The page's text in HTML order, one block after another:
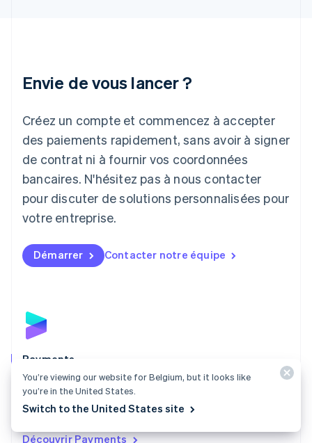
Envie de vous lancer ?
Créez un compte et commencez à accepter
des paiements rapidement, sans avoir à signer
de contrat ni à fournir vos coordonnées
bancaires. N'hésitez pas à nous contacter
pour discuter de solutions personnalisées pour
votre entreprise.
Démarrer Contacter notre équipe
Payments
Acceptez des paiements en ligne, en personne et dans
le monde entier, grâce à une solution de paiement
adaptée à toutes les entreprises.
Découvrir Payments
Japon
Lettonie
English
Liechtenstein
DeutschEnglish
Lituanie
Luxembourg
FrançaisDeutschEnglish
English简体中文
Malte
Norvège
English
English
Pays-Bas
Nederlands
Pologne
English
PortuguêsEnglish
You’re viewing our website for Belgium, but it looks like
you’re in the United States.
Switch to the United States site